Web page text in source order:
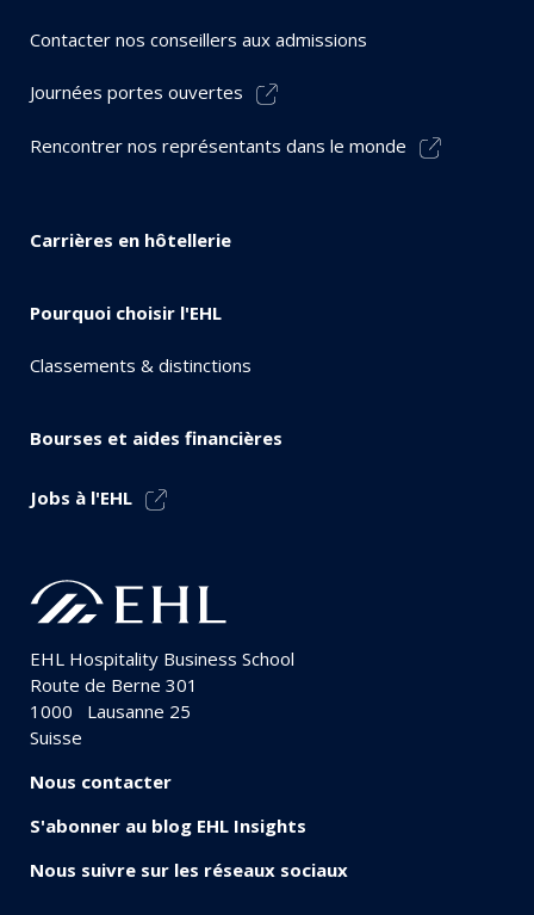
Contacter nos conseillers aux admissions
Journées portes ouvertes
Rencontrer nos représentants dans le monde
Carrières en hôtellerie
Pourquoi choisir l'EHL
Classements & distinctions
Bourses et aides financières
Jobs à l'EHL
EHL Hospitality Business School
Route de Berne 301
1000
Lausanne 25
Suisse
Nous contacter
S'abonner au blog EHL Insights
Nous suivre sur les réseaux sociaux